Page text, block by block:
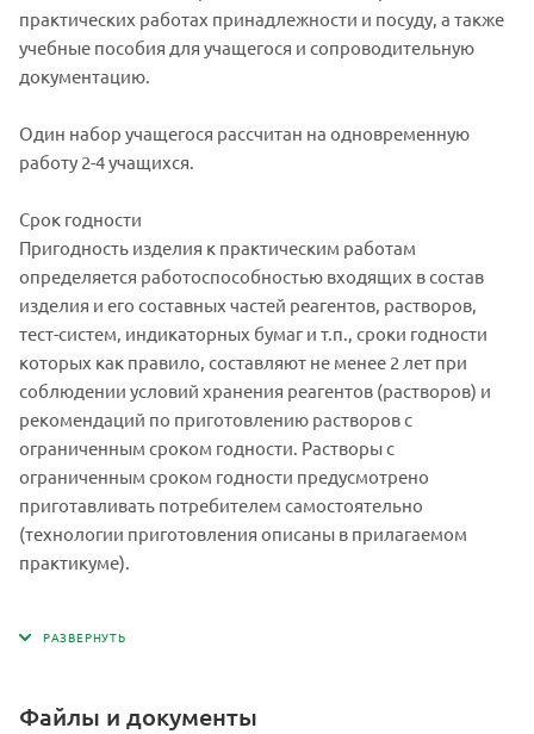
практических работах принадлежности и посуду, а также
учебные пособия для учащегося и сопроводительную
документацию.
Один набор учащегося рассчитан на одновременную
работу 2-4 учащихся.
Срок годности
Пригодность изделия к практическим работам
определяется работоспособностью входящих в состав
изделия и его составных частей реагентов, растворов,
тест-систем, индикаторных бумаг и т.п., сроки годности
которых как правило, составляют не менее 2 лет при
соблюдении условий хранения реагентов (растворов) и
рекомендаций по приготовлению растворов с
ограниченным сроком годности. Растворы с
ограниченным сроком годности предусмотрено
приготавливать потребителем самостоятельно
(технологии приготовления описаны в прилагаемом
практикуме).
Файлы и документы